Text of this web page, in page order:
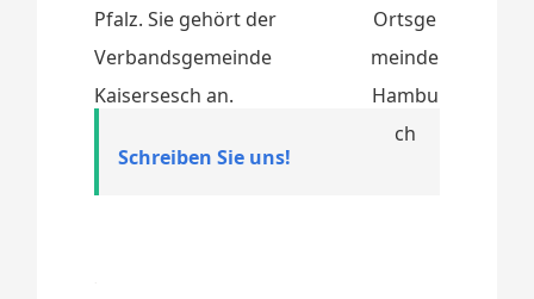
Pfalz. Sie gehört der
Verbandsgemeinde
Kaisersesch an.
Schreiben Sie uns!